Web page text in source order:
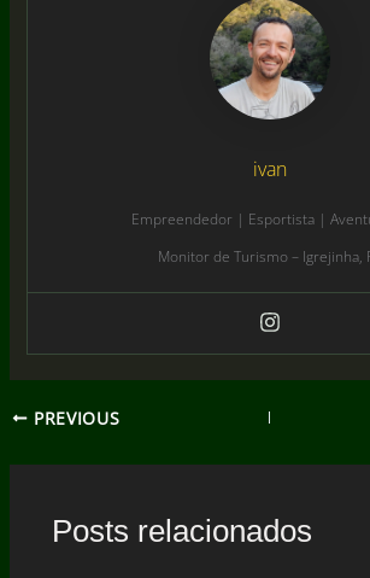
ivan
Empreendedor | Esportista |
Monitor de Turismo – Igrejinha,
PREVIOUS
Posts relacionados